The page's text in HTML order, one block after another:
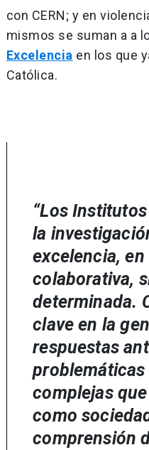
con CERN; y en
mismos se suman a a
Excelencia en los que
Católica.
“Los
la
excelencia,
colaborativa,
determinada.
clave en la
respuestas
problemáticas
complejas
como
comprensión